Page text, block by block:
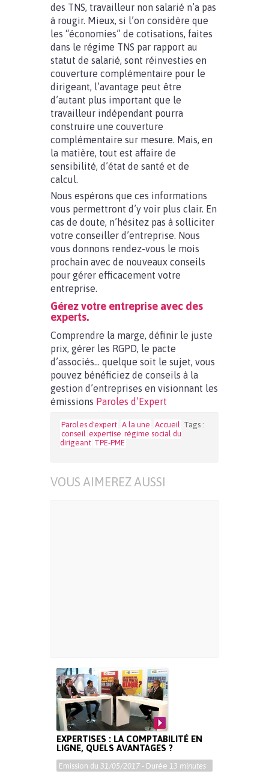
des TNS, travailleur non salarié n’a pas
à rougir. Mieux, si l’on considère que
les “économies” de cotisations, faites
dans le régime TNS par rapport au
statut de salarié, sont réinvesties en
couverture complémentaire pour le
dirigeant, l’avantage peut être
d’autant plus important que le
travailleur indépendant pourra
construire une couverture
complémentaire sur mesure. Mais, en
la matière, tout est affaire de
sensibilité, d’état de santé et de
calcul.
Nous espérons que ces informations
vous permettront d’y voir plus clair. En
cas de doute, n’hésitez pas à solliciter
votre conseiller d’entreprise. Nous
vous donnons rendez-vous le mois
prochain avec de nouveaux conseils
pour gérer efficacement votre
entreprise.
Gérez votre entreprise avec des
experts.
Comprendre la marge, définir le juste
prix, gérer les RGPD, le pacte
d’associés… quelque soit le sujet, vous
pouvez bénéficiez de conseils à la
gestion d’entreprises en visionnant les
émissions Paroles d’Expert
Paroles d'expert A la une Accueil Tags :
conseil expertise régime social du
dirigeant TPE-PME
VOUS AIMEREZ AUSSI
EXPERTISES : LA COMPTABILITÉ EN
LIGNE, QUELS AVANTAGES ?
Emission du 31/05/2017 - Durée 13 minutes